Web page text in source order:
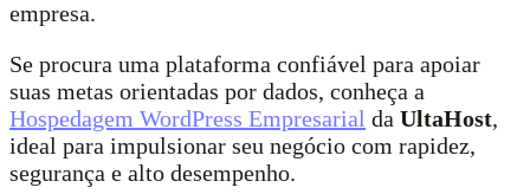
empresa.
Se procura uma plataforma confiável para apoiar
suas metas orientadas por dados, conheça a
Hospedagem WordPress Empresarial da UltaHost,
ideal para impulsionar seu negócio com rapidez,
segurança e alto desempenho.